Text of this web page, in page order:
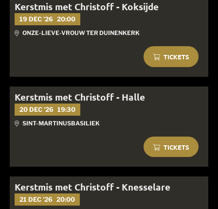
Kerstmis met Christoff - Koksijde
19 DEC '26 20:00
ONZE-LIEVE-VROUW TER DUINENKERK
TICKETS
Kerstmis met Christoff - Halle
20 DEC '26 19:30
SINT-MARTINUSBASILIEK
TICKETS
Kerstmis met Christoff - Knesselare
21 DEC '26 20:00